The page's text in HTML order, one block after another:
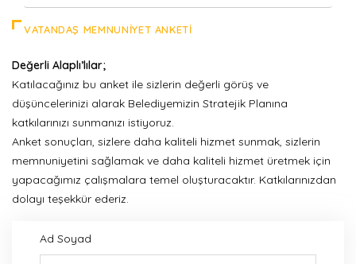
VATANDAŞ MEMNUNIYET ANKETI
Değerli Alaplı’lılar;
Katılacağınız bu anket ile sizlerin değerli görüş ve
düşüncelerinizi alarak Belediyemizin Stratejik Planına
katkılarınızı sunmanızı istiyoruz.
Anket sonuçları, sizlere daha kaliteli hizmet sunmak, sizlerin
memnuniyetini sağlamak ve daha kaliteli hizmet üretmek için
yapacağımız çalışmalara temel oluşturacaktır. Katkılarınızdan
dolayı teşekkür ederiz.
Ad Soyad